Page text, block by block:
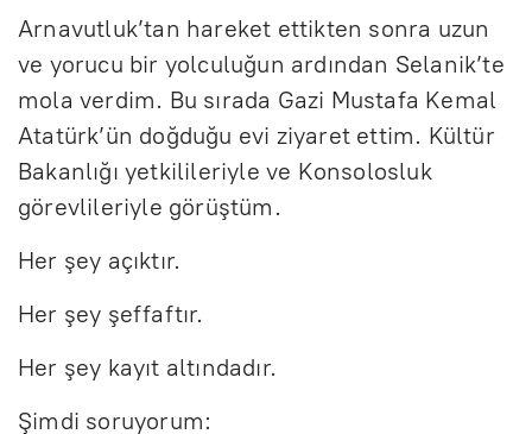
Arnavutluk’tan hareket ettikten sonra uzun
ve yorucu bir yolculuğun ardından Selanik’te
mola verdim. Bu sırada Gazi Mustafa Kemal
Atatürk’ün doğduğu evi ziyaret ettim. Kültür
Bakanlığı yetkilileriyle ve Konsolosluk
görevlileriyle görüştüm.
Her şey açıktır.
Her şey şeffaftır.
Her şey kayıt altındadır.
Şimdi soruyorum: